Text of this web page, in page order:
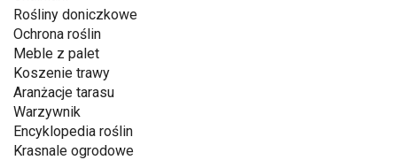
Rośliny doniczkowe
Ochrona roślin
Meble z palet
Koszenie trawy
Aranżacje tarasu
Warzywnik
Encyklopedia roślin
Krasnale ogrodowe